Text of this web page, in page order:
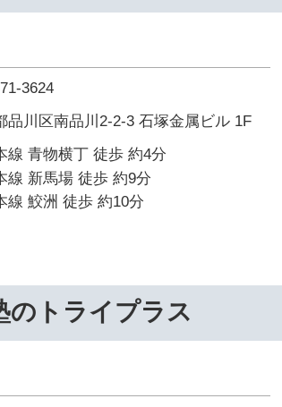
3624
品川区南品川2-2-3 石塚金属ビル 1F
線 青物横丁 徒歩 約4分
線 新馬場 徒歩 約9分
線 鮫洲 徒歩 約10分
のトライプラス